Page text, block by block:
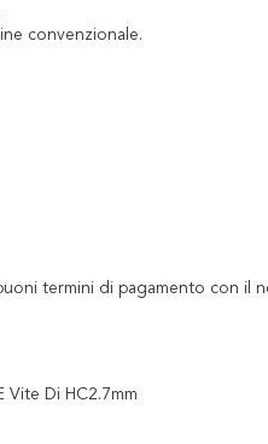
convenzionale.
termini di pagamento con il
Vite Di HC2.7mm